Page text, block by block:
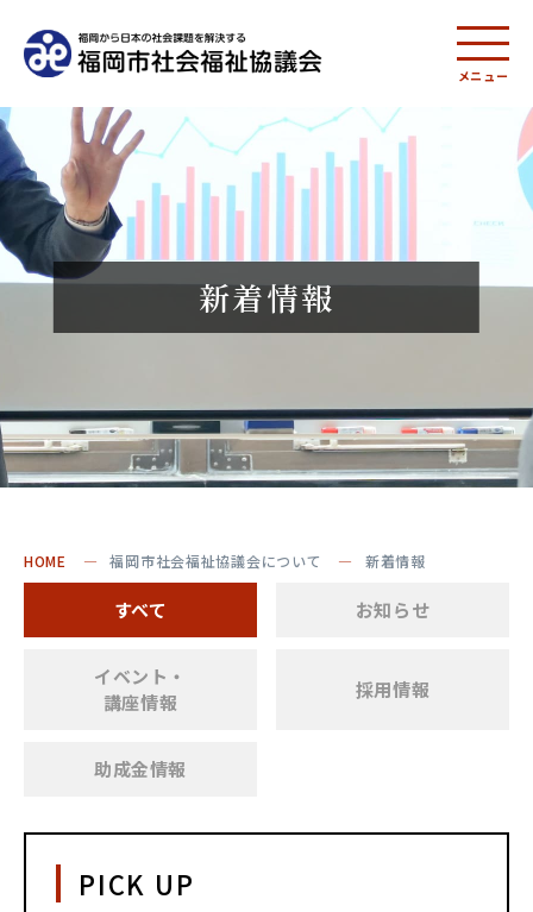
メニュー
新着情報
HOME 福岡市社会福祉協議会について 新着情報
すべて お知らせ
イベント・
講座情報
採用情報
助成金情報
PICK UP